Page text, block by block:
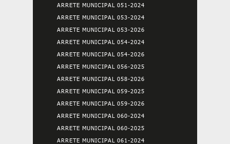
ARRETE MUNICIPAL 051-2024
ARRETE MUNICIPAL 053-2024
ARRETE MUNICIPAL 053-2026
ARRETE MUNICIPAL 054-2024
ARRETE MUNICIPAL 054-2026
ARRETE MUNICIPAL 056-2025
ARRETE MUNICIPAL 058-2026
ARRETE MUNICIPAL 059-2025
ARRETE MUNICIPAL 059-2026
ARRETE MUNICIPAL 060-2024
ARRETE MUNICIPAL 060-2025
ARRETE MUNICIPAL 061-2024